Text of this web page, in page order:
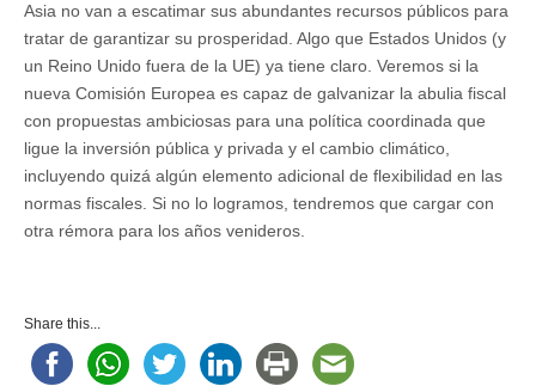
Asia no van a escatimar sus abundantes recursos públicos para
tratar de garantizar su prosperidad. Algo que Estados Unidos (y
un Reino Unido fuera de la UE) ya tiene claro. Veremos si la
nueva Comisión Europea es capaz de galvanizar la abulia fiscal
con propuestas ambiciosas para una política coordinada que
ligue la inversión pública y privada y el cambio climático,
incluyendo quizá algún elemento adicional de flexibilidad en las
normas fiscales. Si no lo logramos, tendremos que cargar con
otra rémora para los años venideros.
Share this...